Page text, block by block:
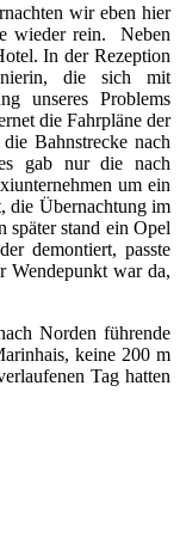
wir eben hier
wieder rein. Neben
In der Rezeption
die sich mit
unseres Problems
die Fahrpläne der
Bahnstrecke nach
gab nur die nach
um ein
die Übernachtung im
stand ein Opel
demontiert, passte
Wendepunkt war da,
Norden führende
keine 200 m
Tag hatten